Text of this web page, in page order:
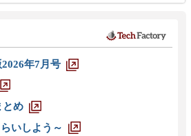
年7月号
とめ
いしよう～